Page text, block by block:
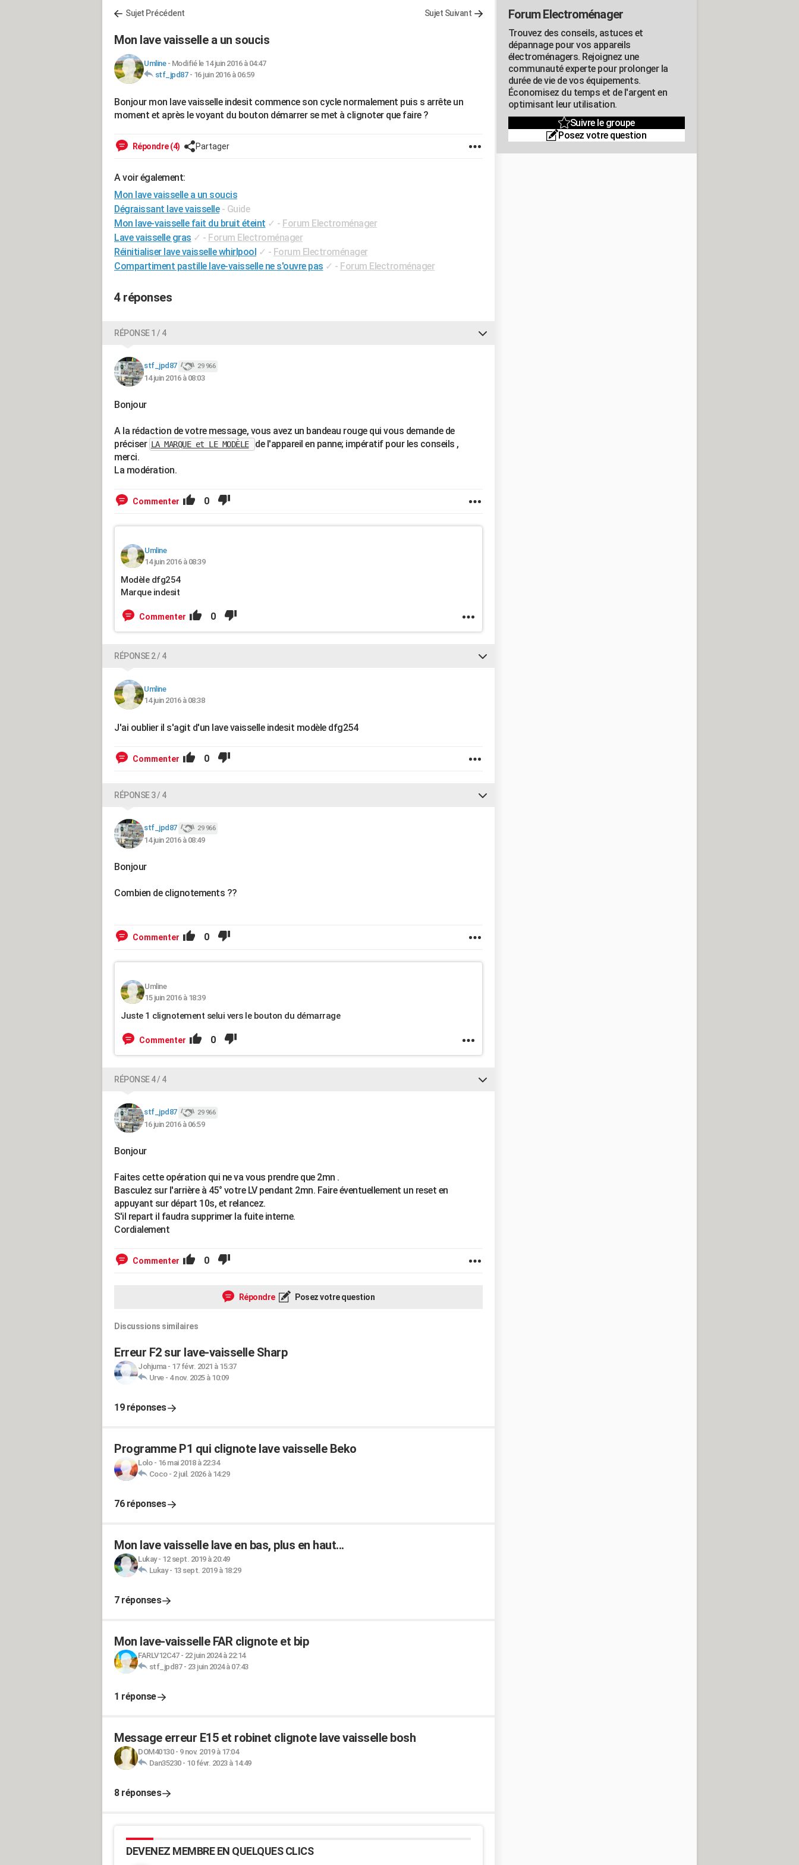
Sujet Précédent Sujet Suivant
Mon lave vaisselle a un soucis
Umline- Modifié le 14 juin 2016 à 04:47
stf_jpd87- 16 juin 2016 à 06:59
Bonjour mon lave vaisselle indesit commence son cycle normalement puis s arrête un
moment et après le voyant du bouton démarrer se met à clignoter que faire ?
Répondre (4) Partager
A voir également:
Mon lave vaisselle a un soucis
Dégraissant lave vaisselle - Guide
Mon lave-vaisselle fait du bruit éteint ✓ - Forum Electroménager
Lave vaisselle gras ✓ - Forum Electroménager
Réinitialiser lave vaisselle whirlpool ✓ - Forum Electroménager
Compartiment pastille lave-vaisselle ne s'ouvre pas ✓ - Forum Electroménager
4 réponses
RÉPONSE 1 / 4
stf_jpd87 29 966
14 juin 2016 à 08:03
Bonjour
A la rédaction de votre message, vous avez un bandeau rouge qui vous demande de
préciser LA MARQUE et LE MODÈLE
de l'appareil en panne; impératif pour les conseils ,
merci.
La modération.
Commenter 0
Umline
14 juin 2016 à 08:39
Modèle dfg254
Marque indesit
Commenter 0
RÉPONSE 2 / 4
Umline
14 juin 2016 à 08:38
J'ai oublier il s'agit d'un lave vaisselle indesit modèle dfg254
Commenter 0
RÉPONSE 3 / 4
stf_jpd87 29 966
14 juin 2016 à 08:49
Bonjour
Combien de clignotements ??
Commenter 0
Umline
15 juin 2016 à 18:39
Juste 1 clignotement selui vers le bouton du démarrage
Commenter 0
RÉPONSE 4 / 4
stf_jpd87 29 966
16 juin 2016 à 06:59
Bonjour
Faites cette opération qui ne va vous prendre que 2mn .
Basculez sur l'arrière à 45° votre LV pendant 2mn. Faire éventuellement un reset en
appuyant sur départ 10s, et relancez.
S'il repart il faudra supprimer la fuite interne.
Cordialement
Commenter 0
Répondre Posez votre question
Discussions similaires
Erreur F2 sur lave-vaisselle Sharp
Johjuma- 17 févr. 2021 à 15:37
Urve- 4 nov. 2025 à 10:09
19 réponses
Programme P1 qui clignote lave vaisselle Beko
Lolo- 16 mai 2018 à 22:34
Coco- 2 juil. 2026 à 14:29
76 réponses
Mon lave vaisselle lave en bas, plus en haut...
Lukay- 12 sept. 2019 à 20:49
Lukay- 13 sept. 2019 à 18:29
7 réponses
Mon lave-vaisselle FAR clignote et bip
FARLV12C47- 22 juin 2024 à 22:14
stf_jpd87- 23 juin 2024 à 07:43
1 réponse
Message erreur E15 et robinet clignote lave vaisselle bosh
DOM40130- 9 nov. 2019 à 17:04
Dan35230- 10 févr. 2023 à 14:49
8 réponses
DEVENEZ MEMBRE EN QUELQUES CLICS
Forum Electroménager
Trouvez des conseils, astuces et
dépannage pour vos appareils
électroménagers. Rejoignez une
communauté experte pour prolonger la
durée de vie de vos équipements.
Économisez du temps et de l'argent en
optimisant leur utilisation.
Suivre le groupe
Posez votre question